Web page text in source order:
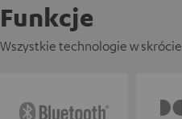
Funkcje
Wszystkie technologie w skrócie